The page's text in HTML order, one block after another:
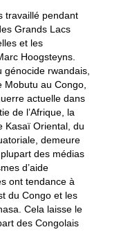
travaillé pendant
Grands Lacs
et les
Hoogsteyns.
rwandais,
au Congo,
actuelle dans
de l’Afrique, la
Kasaï Oriental, du
demeure
des médias
d’aide
ont tendance à
du Congo et les
Cela laisse le
des Congolais